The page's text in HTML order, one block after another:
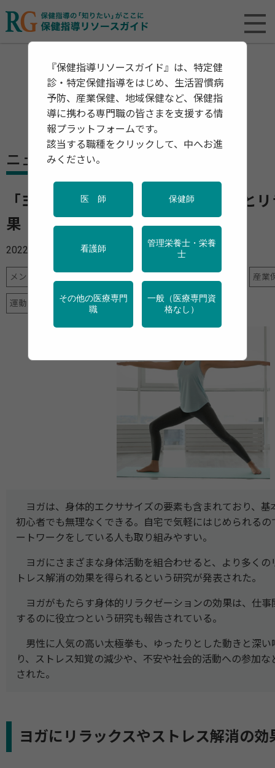
ニュース
「ヨガ」「太極拳」にストレス解消と
果 初心者も気軽に自宅でできる
2022年05月30日
メンタルヘルス 産業
運動 高齢者
ヨガは、身体的エクササイズの要素も含まれており、基
初心者でも無理なくできる。自宅で気軽にはじめられる
ートワークをしている人も取り組みやすい。
ヨガにさまざまな身体活動を組合わせると、より多くの
トレス解消の効果を得られるという研究が発表された。
ヨガがもたらす身体的リラクゼーションの効果は、仕事
するのに役立つという研究も報告されている。
男性に人気の高い太極拳も、ゆったりとした動きと深い
り、ストレス知覚の減少や、不安や社会的活動への参加
された。
ヨガにリラックスやストレス解消の効
『保健指導リソースガイド』は、特定健
診・特定保健指導をはじめ、生活習慣病
予防、産業保健、地域保健など、保健指
導に携わる専門職の皆さまを支援する情
報プラットフォームです。
該当する職種をクリックして、中へお進
みください。
医 師 保健師
看護師
管理栄養士・栄養
士
その他の医療専門
職
一般（医療専門資
格なし）